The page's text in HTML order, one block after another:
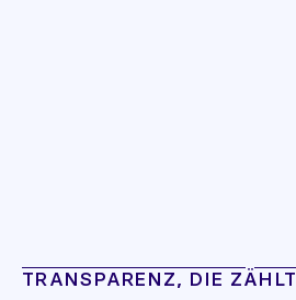
TRANSPARENZ, DIE ZÄHLT